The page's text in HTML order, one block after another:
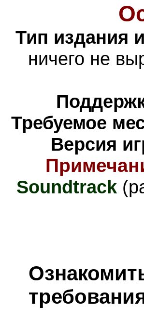
Тип издания
ничего не
Требуемое
Версия
Soundtrack